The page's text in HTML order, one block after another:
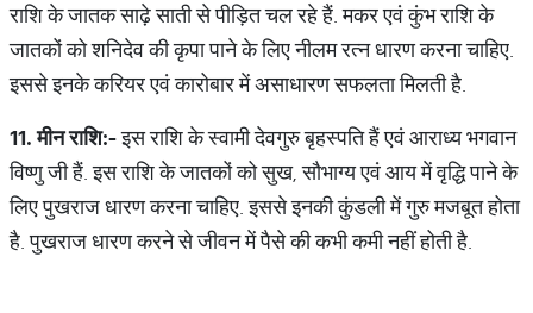
राशि के जातक साढ़े साती से पीड़ित चल रहे हैं. मकर एवं कुंभ राशि के
जातकों को शनिदेव की कृपा पाने के लिए नीलम रत्न धारण करना चाहिए.
इससे इनके करियर एवं कारोबार में असाधारण सफलता मिलती है.
11.मीनराशि:-इस राशि के स्वामी देवगुरु बृहस्पति हैं एवं आराध्य भगवान
विष्णु जी हैं. इस राशि के जातकों को सुख, सौभाग्य एवं आय में वृद्धि पाने के
लिए पुखराज धारण करना चाहिए. इससे इनकी कुंडली में गुरु मजबूत होता
है. पुखराज धारण करने से जीवन में पैसे की कभी कमी नहीं होती है.